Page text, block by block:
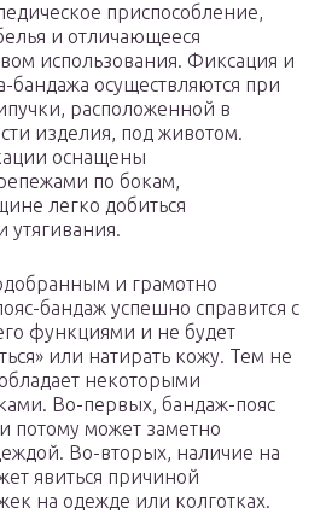
приспособление,
и отличающееся
использования. Фиксация и
бандажа осуществляются при
расположенной в
изделия, под животом.
оснащены
по бокам,
легко добиться
утягивания.
и грамотно
бандаж успешно справится с
функциями и не будет
или натирать кожу. Тем не
некоторыми
Во-первых, бандаж-пояс
потому может заметно
Во-вторых, наличие на
явиться причиной
на одежде или колготках.